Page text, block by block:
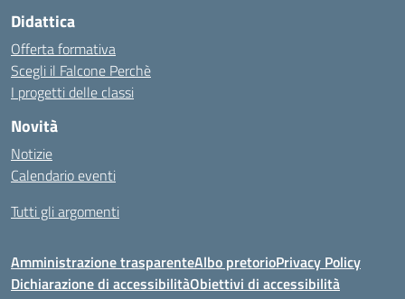
Didattica
Offerta formativa
Scegli il Falcone Perchè
I progetti delle classi
Novità
Notizie
Calendario eventi
Tutti gli argomenti
Amministrazione trasparenteAlbo pretorioPrivacy Policy
Dichiarazione di accessibilitàObiettivi di accessibilità